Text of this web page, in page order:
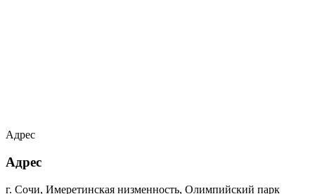
Адрес
Адрес
г. Сочи, Имеретинская низменность, Олимпийский парк